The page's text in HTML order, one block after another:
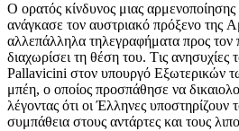
O ορατός κίνδυνος μιας
ανάγκασε τον αυστριακό πρόξενο της
αλλεπάλληλα τηλεγραφήματα προς
διαχωρίσει τη θέση του. Tις
Pallavicini στον υπουργό Eξωτερικών
μπέη, ο οποίος προσπάθησε να
λέγοντας ότι οι Έλληνες υποστηρίζουν
συμπάθεια στους αντάρτες και τους